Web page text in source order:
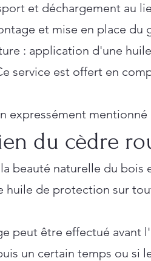
et déchargement au
et mise en place du
: application d'une
service est offert en
expressément
du cèdre
beauté naturelle du
huile de protection sur
peut être effectué
un certain temps ou si